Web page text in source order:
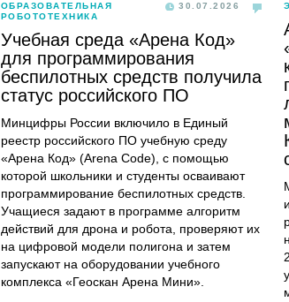
ОБРАЗОВАТЕЛЬНАЯ
РОБОТОТЕХНИКА
30.07.2026
Учебная среда «Арена Код»
для программирования
беспилотных средств получила
статус российского ПО
Минцифры России включило в Единый
реестр российского ПО учебную среду
«Арена Код» (Arena Code), с помощью
которой школьники и студенты осваивают
программирование беспилотных средств.
Учащиеся задают в программе алгоритм
действий для дрона и робота, проверяют их
на цифровой модели полигона и затем
запускают на оборудовании учебного
комплекса «Геоскан Арена Мини».